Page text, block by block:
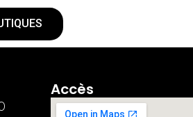
Accès